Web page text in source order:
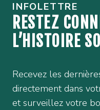
INFOLETTRE
RESTEZ
L’HISTOIRE
Recevez les
directement dans
et surveillez votre